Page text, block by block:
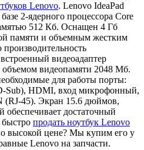
Lenovo. Lenovo IdeaPad
2-ядерного процессора Core
512 Кб. Оснащен 4 Гб
памяти и объемным жестким
видеоадаптер
видеопамяти 2048 Мб.
для работы порты:
Sub), HDMI, вход микрофонный,
(RJ-45). Экран 15.6 дюймов,
достаточный
продать ноутбук Lenovo
высокой цене? Мы купим его у
Lenovo на запчасти.